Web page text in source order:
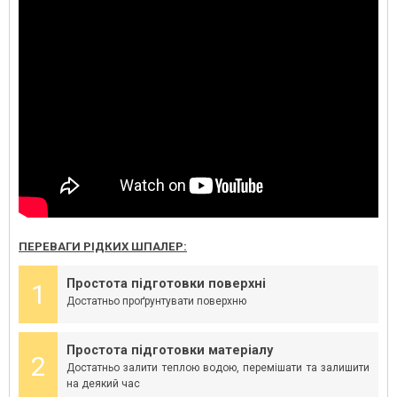
ПЕРЕВАГИ РІДКИХ ШПАЛЕР:
1 Простота підготовки поверхні
Достатньо проґрунтувати поверхню
2
Простота підготовки матеріалу
Достатньо залити теплою водою, перемішати та залишити
на деякий час